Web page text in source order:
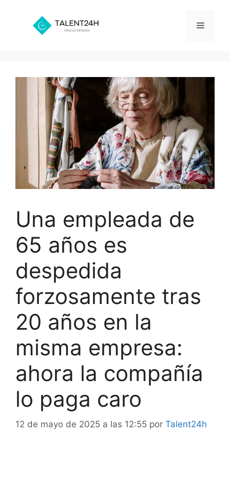
contenido
Menú
Una empleada de
65 años es
despedida
forzosamente tras
20 años en la
misma empresa:
ahora la compañía
lo paga caro
12 de mayo de 2025 a las 12:55 por Talent24h